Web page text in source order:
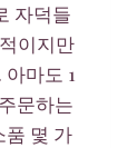
자덕들
이지만
마도 1
문하는
품 몇 가